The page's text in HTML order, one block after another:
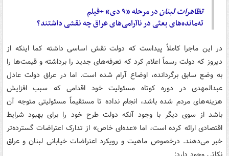
تظاهراتلبناندر مرحله‌ «۹ دی» +فیلم
ته‌مانده‌های بعثی در ناآرامی‌های عراق چه نقشی داشتند؟
در این ماجرا کاملاً پیداست که دولت نقش اساسی داشته کما اینکه از
دیروز که دولت رسماً اعلام کرد که تعرفه‌های جدید را برداشته و قیمت‌ها را
به وضع سابق برگردانده، اوضاع آرام شده است. اما در عراق دولت عادل
عبدالمهدی در دوره کوتاه مسئولیت خود اقدامی که سبب افزایش
هزینه‌های مردم شده باشد، انجام نداده تا مستقیماً مسئولیتی متوجه آن
باشد از سوی دیگر با وجود آنکه دولت طرح خود را برای بهبود شرایط
اقتصادی ارائه کرده است، اما «عده‌ای خاص» از تدارک اعتراضات گسترده‌تر
خبر می‌دهند. درخصوص ماهیت و رویکرد اعتراضات خیابانی لبنان و عراق